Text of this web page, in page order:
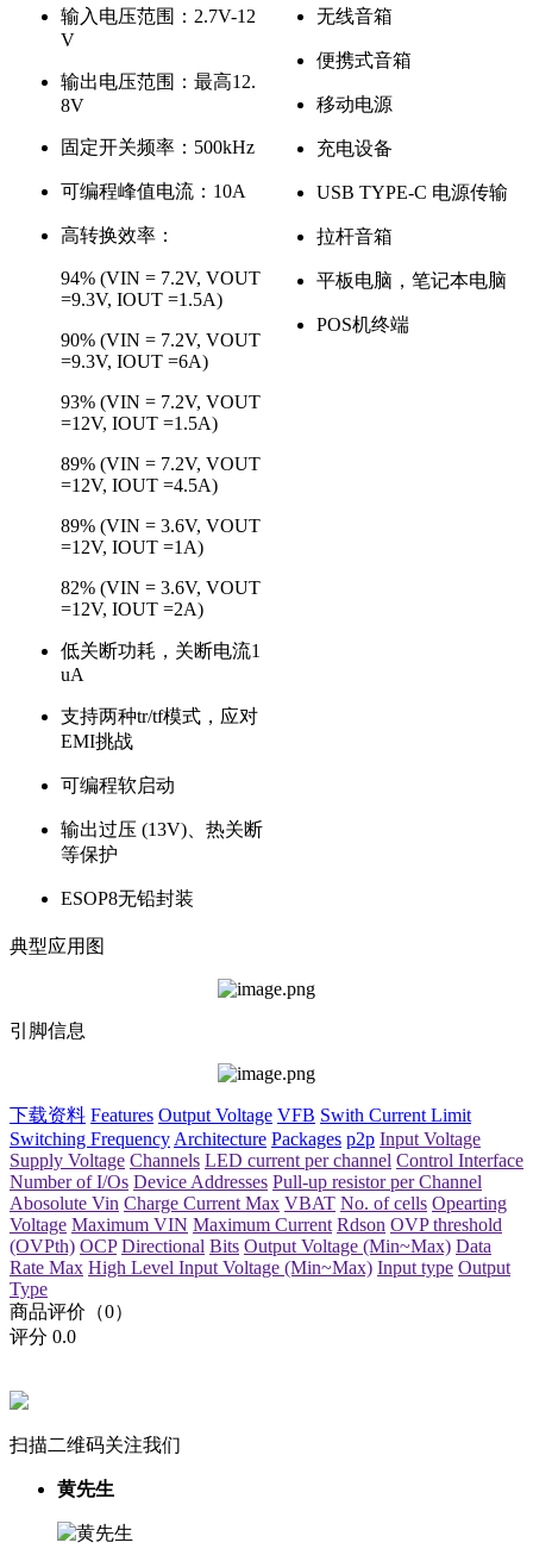
输入电压范围：2.7V-12
V
输出电压范围：最高12.
8V
固定开关频率：500kHz
可编程峰值电流：10A
高转换效率：
94% (VIN = 7.2V, VOUT
=9.3V, IOUT =1.5A)
90% (VIN = 7.2V, VOUT
=9.3V, IOUT =6A)
93% (VIN = 7.2V, VOUT
=12V, IOUT =1.5A)
89% (VIN = 7.2V, VOUT
=12V, IOUT =4.5A)
89% (VIN = 3.6V, VOUT
=12V, IOUT =1A)
82% (VIN = 3.6V, VOUT
=12V, IOUT =2A)
低关断功耗，关断电流1
uA
支持两种tr/tf模式，应对
EMI挑战
可编程软启动
输出过压 (13V)、热关断
等保护
ESOP8无铅封装
无线音箱
便携式音箱
移动电源
充电设备
USB TYPE-C 电源传输
拉杆音箱
平板电脑，笔记本电脑
POS机终端
典型应用图
引脚信息
下载资料 Features Output Voltage VFB Swith Current Limit
Switching Frequency Architecture Packages p2p Input Voltage
Supply Voltage Channels LED current per channel Control Interface
Number of I/Os Device Addresses Pull-up resistor per Channel
Abosolute Vin Charge Current Max VBAT No. of cells Opearting
Voltage Maximum VIN Maximum Current Rdson OVP threshold
(OVPth) OCP Directional Bits Output Voltage (Min~Max) Data
Rate Max High Level Input Voltage (Min~Max) Input type Output
Type
商品评价（0）
评分 0.0
扫描二维码关注我们
黄先生